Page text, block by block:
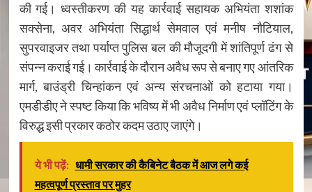
की गई। ध्वस्तीकरण की यह कार्रवाई सहायक अभियंता शशांक
सक्सेना, अवर अभियंता सिद्धार्थ सेमवाल एवं मनीष नौटियाल,
सुपरवाइजर तथा पर्याप्त पुलिस बल की मौजूदगी में शांतिपूर्ण ढंग से
संपन्न कराई गई। कार्रवाई के दौरान अवैध रूप से बनाए गए आंतरिक
मार्ग, बाउंड्री चिन्हांकन एवं अन्य संरचनाओं को हटाया गया।
एमडीडीए ने स्पष्ट किया कि भविष्य में भी अवैध निर्माण एवं प्लॉटिंग के
विरुद्ध इसी प्रकार कठोर कदम उठाए जाएंगे।
ये भी पढ़ें: धामी सरकार की कैबिनेट बैठक में आज लगे कई
महत्वपूर्ण प्रस्ताव पर मुहर